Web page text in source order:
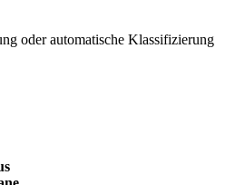
oder automatische Klassifizierung